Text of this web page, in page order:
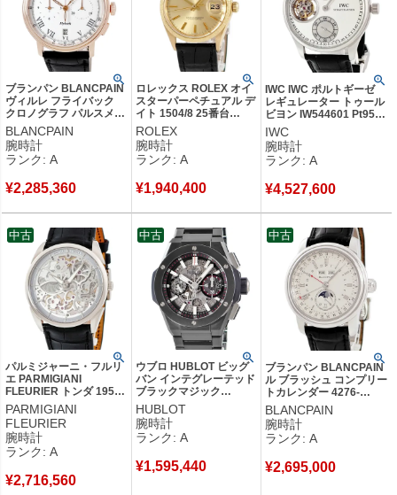
ブランパン BLANCPAIN
ヴィルレ フライバック
クロノグラフ パルスメー
ター 6680F-3631-55B
K18RG無垢 ローマン メ
ンズ 腕時計自動巻き ホ
ワイト 【中古】中古美品
BLANCPAIN
腕時計
ランク: A
¥2,285,360
ロレックス ROLEX オイ
スターパーペチュアル デ
イト 1504/8 25番台
K18YG無垢 ヴィンテー
ジ モローベゼル メンズ
腕時計自動巻き ゴールド
【中古】中古美品
ROLEX
腕時計
ランク: A
¥1,940,400
IWC IWC ポルトギーゼ
レギュレーター トゥール
ビヨン IW544601 Pt950
プラチナ オープンハート
限定 メンズ 腕時計手巻き
シルバー 【中古】中古美
品
IWC
腕時計
ランク: A
¥4,527,600
パルミジャーニ・フルリ
エ PARMIGIANI
FLEURIER トンダ 1950
スケルトン PFC280-
1200100-HA1441
K18WG無垢 メンズ 腕時
計自動巻き シルバー
【中古】中古美品
PARMIGIANI
FLEURIER
腕時計
ランク: A
¥2,716,560
中古
ウブロ HUBLOT ビッグ
バン インテグレーテッド
ブラックマジック
451.CX.1170.CX クロノ
グラフ デイト メンズ 腕
時計自動巻き ブラック
【中古】中古美品
HUBLOT
腕時計
ランク: A
¥1,595,440
中古
ブランパン BLANCPAIN
ル ブラッシュ コンプリー
トカレンダー 4276-
3442A-55B Pt950 プラ
チナ GMT 限定 メンズ 腕
時計自動巻き シルバー
【中古】中古美品
BLANCPAIN
腕時計
ランク: A
¥2,695,000
中古